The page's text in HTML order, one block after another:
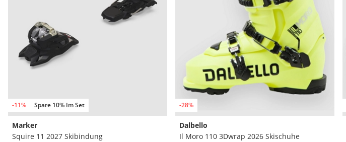
-11% Spare 10% Im Set
Marker
Squire 11 2027 Skibindung
-28%
Dalbello
Il Moro 110 3Dwrap 2026 Skischuhe